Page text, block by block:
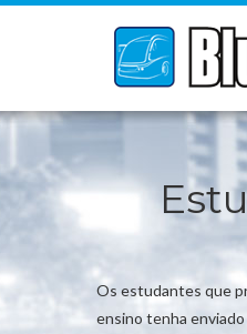
Os estudantes que
ensino tenha enviado